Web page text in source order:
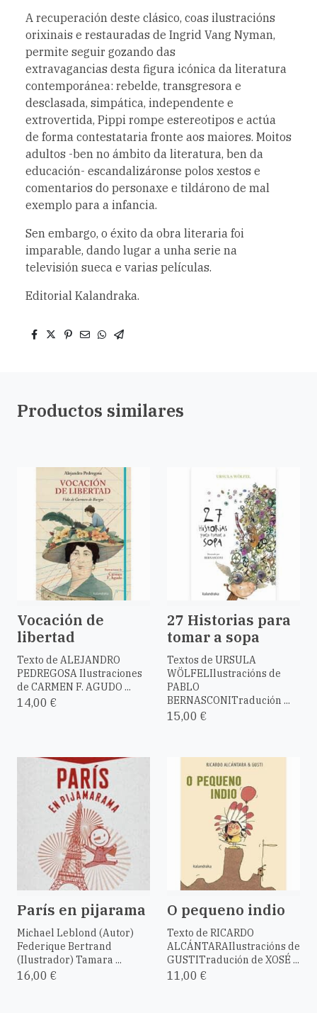
A recuperación deste clásico, coas ilustracións
orixinais e restauradas de Ingrid Vang Nyman,
permite seguir gozando das
extravagancias desta figura icónica da literatura
contemporánea: rebelde, transgresora e
desclasada, simpática, independente e
extrovertida, Pippi rompe estereotipos e actúa
de forma contestataria fronte aos maiores. Moitos
adultos -ben no ámbito da literatura, ben da
educación- escandalizáronse polos xestos e
comentarios do personaxe e tildárono de mal
exemplo para a infancia.
Sen embargo, o éxito da obra literaria foi
imparable, dando lugar a unha serie na
televisión sueca e varias películas.
Editorial Kalandraka.
Productos similares
Vocación de
libertad
Texto de ALEJANDRO
PEDREGOSA Ilustraciones
de CARMEN F. AGUDO ...
14,00 €
27 Historias para
tomar a sopa
Textos de URSULA
WÖLFELIlustracións de
PABLO
BERNASCONITradución ...
15,00 €
París en pijarama
Michael Leblond (Autor)
Federique Bertrand
(Ilustrador) Tamara ...
16,00 €
O pequeno indio
Texto de RICARDO
ALCÁNTARAIlustracións de
GUSTITradución de XOSÉ ...
11,00 €